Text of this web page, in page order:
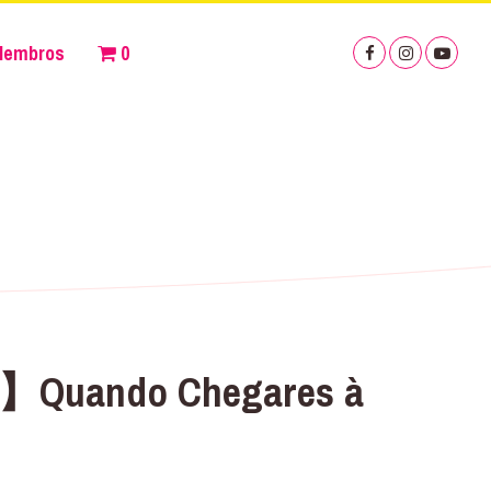
0
Quando Chegares à